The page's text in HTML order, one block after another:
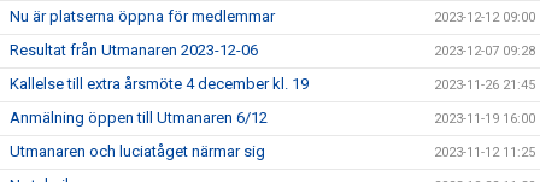
Nu är platserna öppna för medlemmar 2023-12-12 09:00
Resultat från Utmanaren 2023-12-06 2023-12-07 09:28
Kallelse till extra årsmöte 4 december kl. 19 2023-11-26 21:45
Anmälning öppen till Utmanaren 6/12 2023-11-19 16:00
Utmanaren och luciatåget närmar sig 2023-11-12 11:25